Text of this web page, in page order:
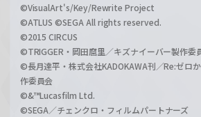
©VisualArt's/Key/Rewrite Project
©ATLUS ©SEGA All rights reserved.
©2015 CIRCUS
©TRIGGER・岡田麿里／キズナイーバー製作委
©長月達平・株式会社KADOKAWA刊／Re:ゼロ
作委員会
©&™Lucasfilm Ltd.
©SEGA／チェンクロ・フィルムパートナーズ